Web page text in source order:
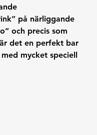
på närliggande
och precis som
det en perfekt bar
mycket speciell